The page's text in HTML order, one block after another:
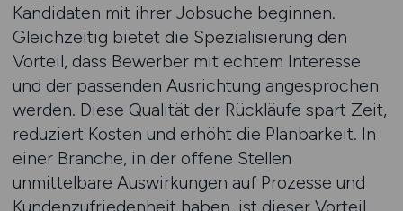
Kandidaten mit ihrer Jobsuche beginnen.
Gleichzeitig bietet die Spezialisierung den
Vorteil, dass Bewerber mit echtem Interesse
und der passenden Ausrichtung angesprochen
werden. Diese Qualität der Rückläufe spart Zeit,
reduziert Kosten und erhöht die Planbarkeit. In
einer Branche, in der offene Stellen
unmittelbare Auswirkungen auf Prozesse und
Kundenzufriedenheit haben, ist dieser Vorteil